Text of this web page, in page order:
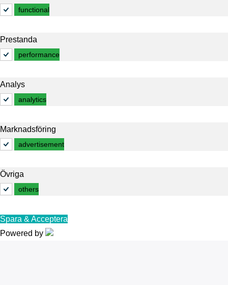
functional
Prestanda
performance
Analys
analytics
Marknadsföring
advertisement
Övriga
others
Spara & Acceptera
Powered by